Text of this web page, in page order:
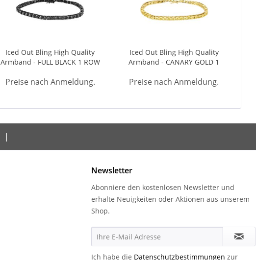
Iced Out Bling High Quality
Armband - FULL BLACK 1 ROW
Preise nach Anmeldung.
Iced Out Bling High Quality
Armband - CANARY GOLD 1
Preise nach Anmeldung.
|
Newsletter
Abonniere den kostenlosen Newsletter und
erhalte Neuigkeiten oder Aktionen aus unserem
Shop.
Ich habe die Datenschutzbestimmungen zur